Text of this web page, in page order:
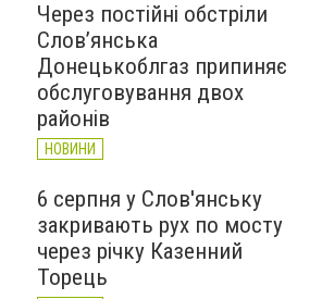
Через постійні обстріли
Слов’янська
Донецькоблгаз припиняє
обслуговування двох
районів
НОВИНИ
6 серпня у Слов'янську
закривають рух по мосту
через річку Казенний
Торець